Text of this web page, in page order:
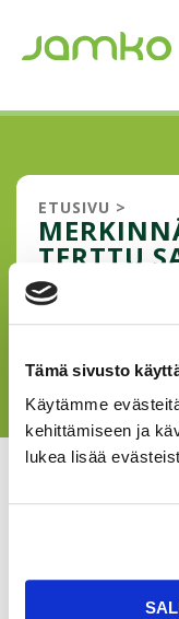
Tämä sivusto
Käytämme
kehittämiseen ja
lukea lisää
ETUSIVU >
TERTTU